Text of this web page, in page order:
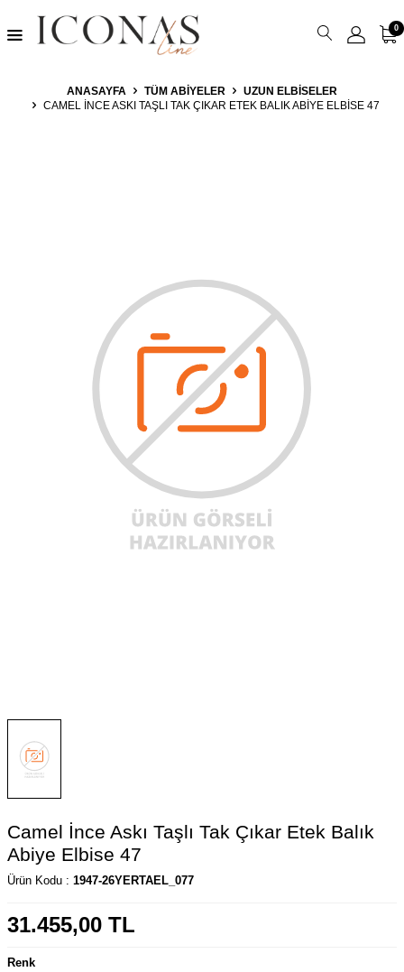
0
ANASAYFA TÜM ABIYELER
UZUN ELBISELER
CAMEL İNCE ASKI TAŞLI TAK ÇIKAR ETEK BALIK ABIYE ELBISE 47
Camel İnce Askı Taşlı Tak Çıkar Etek Balık
Abiye Elbise 47
Ürün Kodu : 1947-26YERTAEL_077
31.455,00 TL
Renk